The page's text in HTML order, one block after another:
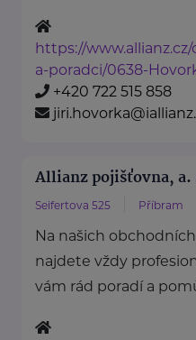
https://
a-poradci/0638-
+420 722 515 858
Allianz pojišťovna, a.
Seifertova 525 Příbram
Na našich
najdete vždy
vám rád poradí a